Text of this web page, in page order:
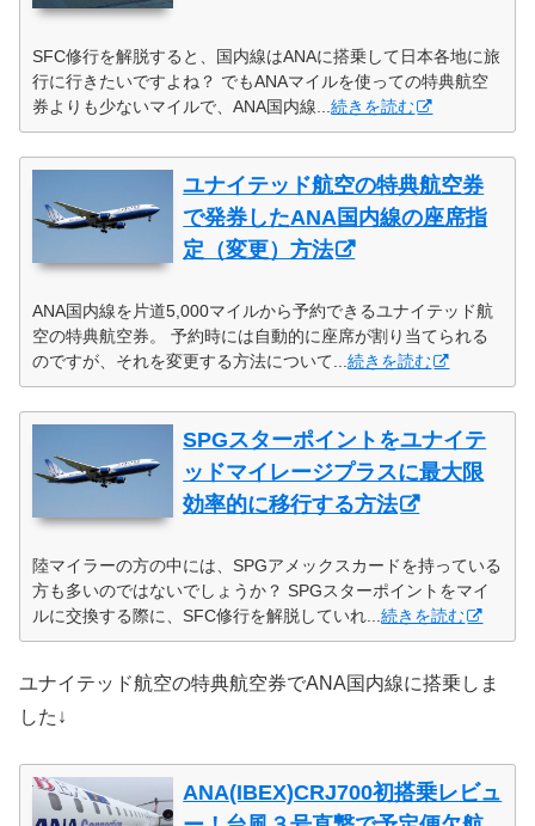
SFC修行を解脱すると、国内線はANAに搭乗して日本各地に旅
行に行きたいですよね？ でもANAマイルを使っての特典航空
券よりも少ないマイルで、ANA国内線...続きを読む
ユナイテッド航空の特典航空券
で発券したANA国内線の座席指
定（変更）方法
ANA国内線を片道5,000マイルから予約できるユナイテッド航
空の特典航空券。 予約時には自動的に座席が割り当てられる
のですが、それを変更する方法について...続きを読む
SPGスターポイントをユナイテ
ッドマイレージプラスに最大限
効率的に移行する方法
陸マイラーの方の中には、SPGアメックスカードを持っている
方も多いのではないでしょうか？ SPGスターポイントをマイ
ルに交換する際に、SFC修行を解脱していれ...続きを読む
ユナイテッド航空の特典航空券でANA国内線に搭乗しま
した↓
ANA(IBEX)CRJ700初搭乗レビュ